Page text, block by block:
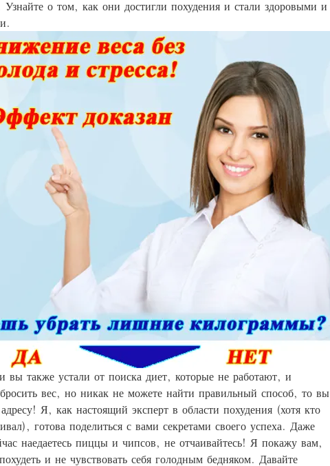
Узнайте о том, как они достигли похудения и стали здоровыми и
вы также устали от поиска диет, которые не работают, и
вес, но никак не можете найти правильный способ, то вы
Я, как настоящий эксперт в области похудения (хотя кто
готова поделиться с вами секретами своего успеха. Даже
наедаетесь пиццы и чипсов, не отчаивайтесь! Я покажу вам,
и не чувствовать себя голодным бедняком. Давайте